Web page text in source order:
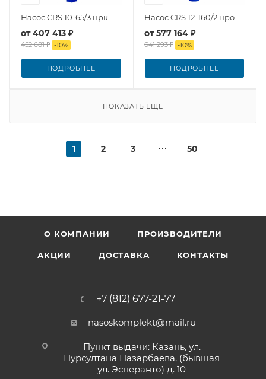
Насос CRS 10-65/3 нрк
от407 413 ₽
452 681 ₽ -10%
ПОДРОБНЕЕ
Насос CRS 12-160/2 нро
от577 164 ₽
641 293 ₽ -10%
ПОДРОБНЕЕ
ПОКАЗАТЬ ЕЩЕ
1 2 3 50
О КОМПАНИИ ПРОИЗВОДИТЕЛИ
АКЦИИ ДОСТАВКА КОНТАКТЫ
+7 (812) 677-21-77
nasoskomplekt@mail.ru
Пункт выдачи: Казань, ул.
Нурсултана Назарбаева, (бывшая
ул. Эсперанто) д. 10